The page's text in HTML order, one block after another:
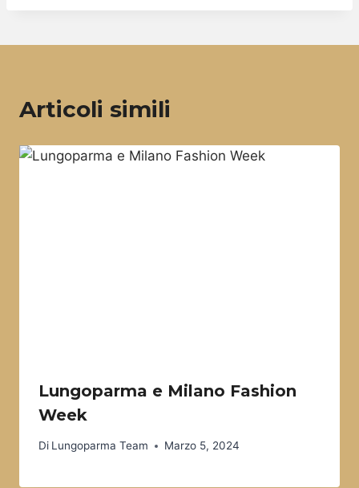
Articoli simili
Lungoparma e Milano Fashion
Week
Di Lungoparma Team Marzo 5, 2024